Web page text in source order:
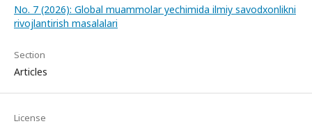
No. 7 (2026): Global muammolar yechimida ilmiy savodxonlikni
rivojlantirish masalalari
Section
Articles
License